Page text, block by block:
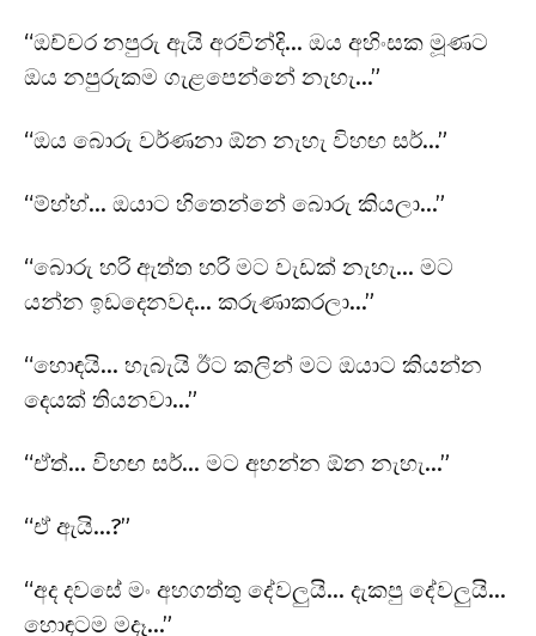
“ඔච්චර නපුරු ඇයි අරවින්දි… ඔය අහිංසක මූණට
ඔය නපුරුකම ගැළපෙන්නේ නැහැ…”
“ඔය බොරු වර්ණනා ඕන නැහැ විහඟ සර්…”
“ම්හ්හ්… ඔයාට හිතෙන්නේ බොරු කියලා…”
“බොරු හරි ඇත්ත හරි මට වැඩක් නැහැ… මට
යන්න ඉඩදෙනවද… කරුණාකරලා…”
“හොඳයි… හැබැයි ඊට කලින් මට ඔයාට කියන්න
දෙයක් තියනවා…”
“ඒත්… විහඟ සර්… මට අහන්න ඕන නැහැ…”
“ඒ ඇයි…?”
“අද දවසේ මං අහගත්තු දේවලුයි… දැකපු දේවලුයි…
හොඳටම මදෑ…”